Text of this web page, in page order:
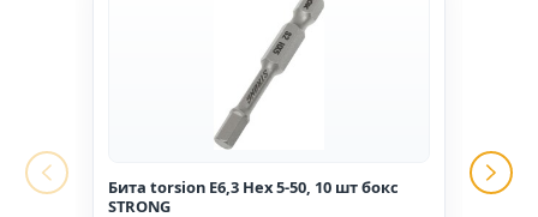
Бита torsion E6,3 Hex 5-50, 10 шт бокс
STRONG